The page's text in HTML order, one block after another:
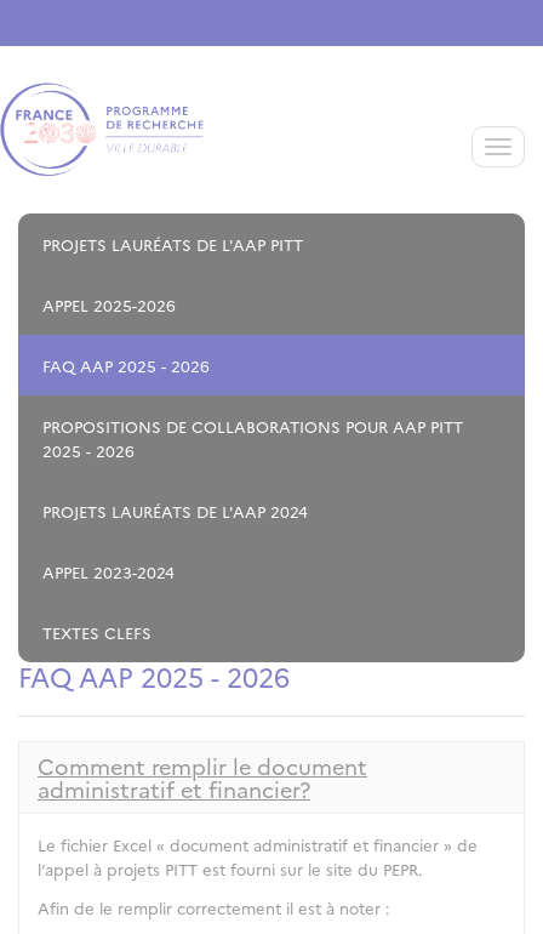
PROJETS LAURÉATS DE L'AAP PITT
APPEL 2025-2026
FAQ AAP 2025 - 2026
PROPOSITIONS DE COLLABORATIONS POUR AAP PITT
2025 - 2026
PROJETS LAURÉATS DE L'AAP 2024
APPEL 2023-2024
TEXTES CLEFS
FAQ AAP 2025 - 2026
Comment remplir le document
administratif et financier?
Le fichier Excel « document administratif et financier » de
l’appel à projets PITT est fourni sur le site du PEPR.
Afin de le remplir correctement il est à noter :